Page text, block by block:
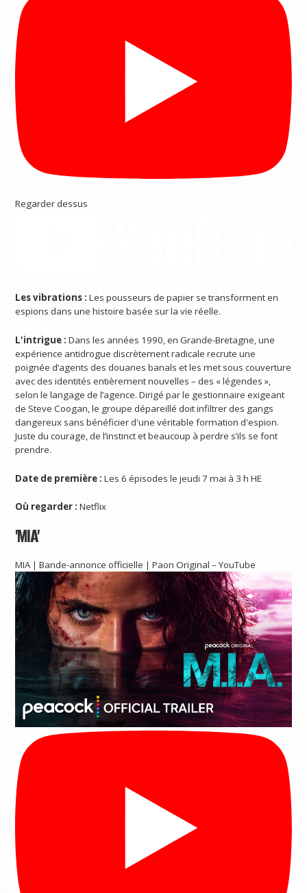
Regarder dessus
Les vibrations : Les pousseurs de papier se transforment en
espions dans une histoire basée sur la vie réelle.
L'intrigue : Dans les années 1990, en Grande-Bretagne, une
expérience antidrogue discrètement radicale recrute une
poignée d’agents des douanes banals et les met sous couverture
avec des identités entièrement nouvelles – des « légendes »,
selon le langage de l’agence. Dirigé par le gestionnaire exigeant
de Steve Coogan, le groupe dépareillé doit infiltrer des gangs
dangereux sans bénéficier d'une véritable formation d'espion.
Juste du courage, de l’instinct et beaucoup à perdre s’ils se font
prendre.
Date de première : Les 6 épisodes le jeudi 7 mai à 3 h HE
Où regarder :Netflix
'MIA'
MIA | Bande-annonce officielle | Paon Original – YouTube